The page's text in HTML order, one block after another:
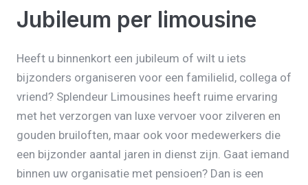
Jubileum per limousine
Heeft u binnenkort een jubileum of wilt u iets
bijzonders organiseren voor een familielid, collega of
vriend? Splendeur Limousines heeft ruime ervaring
met het verzorgen van luxe vervoer voor zilveren en
gouden bruiloften, maar ook voor medewerkers die
een bijzonder aantal jaren in dienst zijn. Gaat iemand
binnen uw organisatie met pensioen? Dan is een